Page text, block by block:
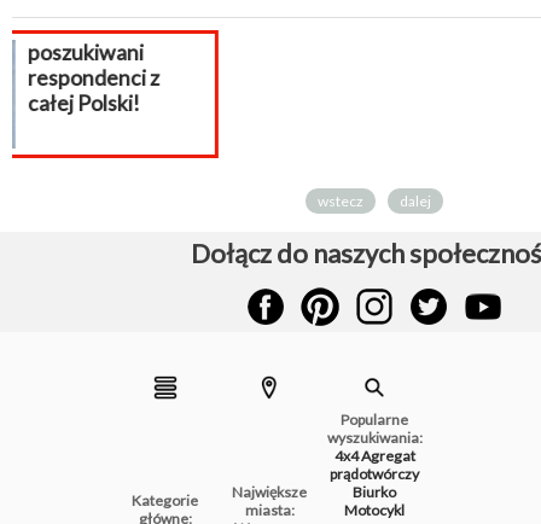
wstecz dalej
Dołącz do naszych
Kategorie
główne:
Największe
miasta:
Popularne
wyszukiwania:
4x4Agregat
prądotwórczy
Biurko
Motocykl